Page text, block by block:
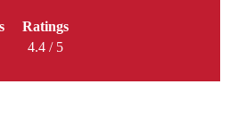
Ratings
4.4 / 5